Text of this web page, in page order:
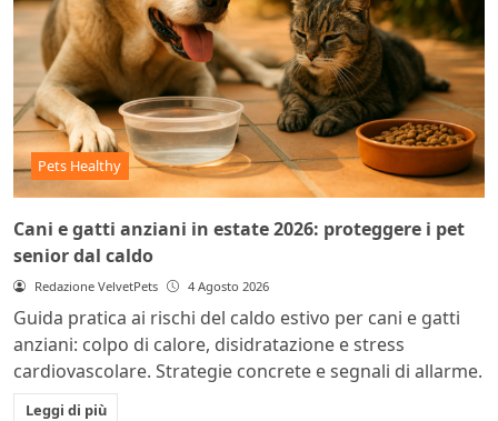
Pets Healthy
Cani e gatti anziani in estate 2026: proteggere i pet
senior dal caldo
Redazione VelvetPets 4 Agosto 2026
Guida pratica ai rischi del caldo estivo per cani e gatti
anziani: colpo di calore, disidratazione e stress
cardiovascolare. Strategie concrete e segnali di allarme.
Leggi di più